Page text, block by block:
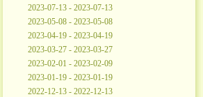
2023-07-13 - 2023-07-13
2023-05-08 - 2023-05-08
2023-04-19 - 2023-04-19
2023-03-27 - 2023-03-27
2023-02-01 - 2023-02-09
2023-01-19 - 2023-01-19
2022-12-13 - 2022-12-13